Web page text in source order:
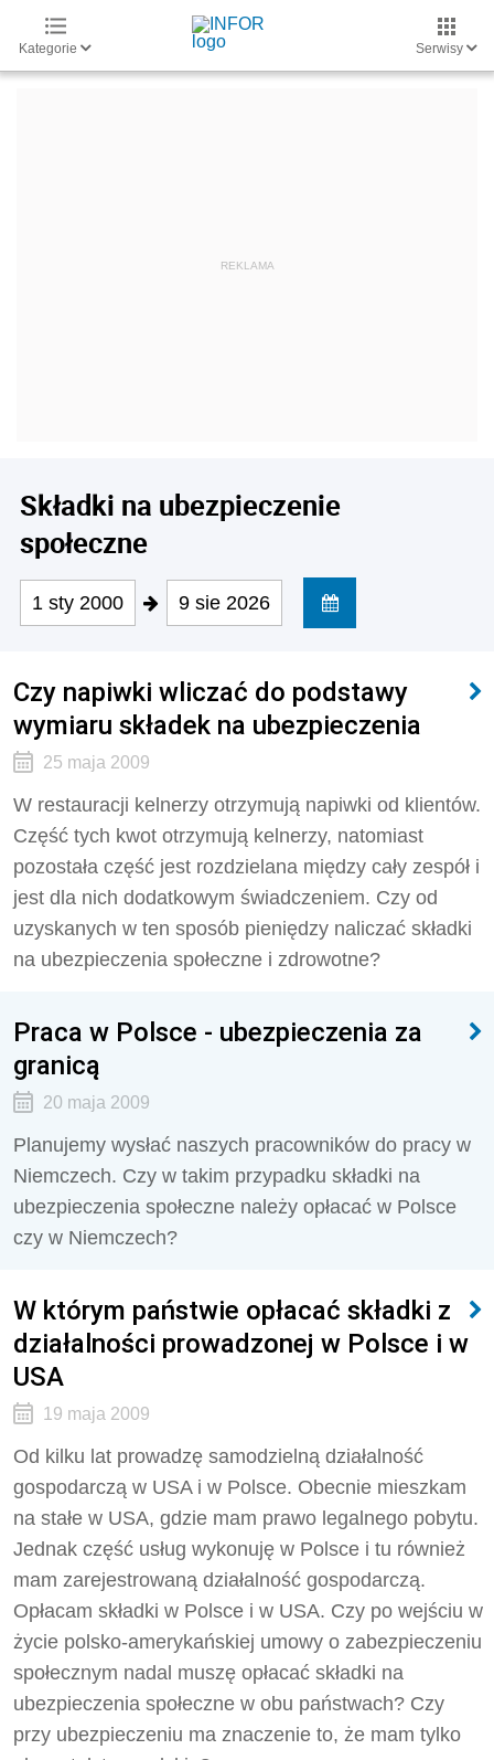
Kategorie Serwisy
Składki na ubezpieczenie
społeczne
1 sty 2000 9 sie 2026
Czy napiwki wliczać do podstawy
wymiaru składek na ubezpieczenia
25 maja 2009
W restauracji kelnerzy otrzymują napiwki od klientów.
Część tych kwot otrzymują kelnerzy, natomiast
pozostała część jest rozdzielana między cały zespół i
jest dla nich dodatkowym świadczeniem. Czy od
uzyskanych w ten sposób pieniędzy naliczać składki
na ubezpieczenia społeczne i zdrowotne?
Praca w Polsce - ubezpieczenia za
granicą
20 maja 2009
Planujemy wysłać naszych pracowników do pracy w
Niemczech. Czy w takim przypadku składki na
ubezpieczenia społeczne należy opłacać w Polsce
czy w Niemczech?
W którym państwie opłacać składki z
działalności prowadzonej w Polsce i w
USA
19 maja 2009
Od kilku lat prowadzę samodzielną działalność
gospodarczą w USA i w Polsce. Obecnie mieszkam
na stałe w USA, gdzie mam prawo legalnego pobytu.
Jednak część usług wykonuję w Polsce i tu również
mam zarejestrowaną działalność gospodarczą.
Opłacam składki w Polsce i w USA. Czy po wejściu w
życie polsko-amerykańskiej umowy o zabezpieczeniu
społecznym nadal muszę opłacać składki na
ubezpieczenia społeczne w obu państwach? Czy
przy ubezpieczeniu ma znaczenie to, że mam tylko